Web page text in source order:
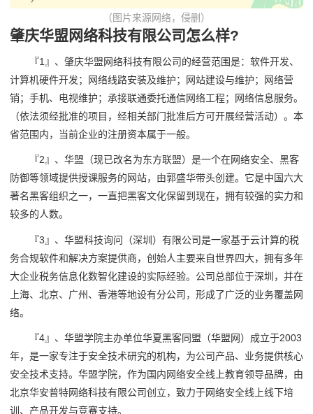
（图片来源网络，侵删）
肇庆华盟网络科技有限公司怎么样?
『1』、肇庆华盟网络科技有限公司的经营范围是：软件开发、
计算机硬件开发；网络线路安装及维护；网站建设与维护；网络营
销；手机、电视维护；承接联通委托通信网络工程；网络信息服务。
（依法须经批准的项目，经相关部门批准后方可开展经营活动）。本
省范围内，当前企业的注册资本属于一般。
『2』、华盟（现已改名为东方联盟）是一个在网络安全、黑客
防御等领域提供授课服务的网站，由郭盛华带头创建。它是中国六大
著名黑客组织之一，一直把黑客文化保留到现在，拥有较强的实力和
较多的人数。
『3』、华盟科技询问（深圳）有限公司是一家基于云计算的税
务合规软件和解决方案提供商，创始人主要来自世界四大，拥有多年
大企业税务信息化数智化建设的实际经验。公司总部位于深圳，并在
上海、北京、广州、香港等地设有分公司，形成了广泛的业务覆盖网
络。
『4』、华盟学院主办单位华夏黑客同盟（华盟网）成立于2003
年，是一家专注于安全技术研究的机构，为公司产品、业务提供核心
安全技术支持。华盟学院，作为国内网络安全线上教育领导品牌，由
北京华安普特网络科技有限公司创立，致力于网络安全线上线下培
训、产品开发与竞赛支持。